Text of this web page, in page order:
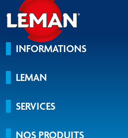
INFORMATIONS
LEMAN
SERVICES
NOS PRODUITS